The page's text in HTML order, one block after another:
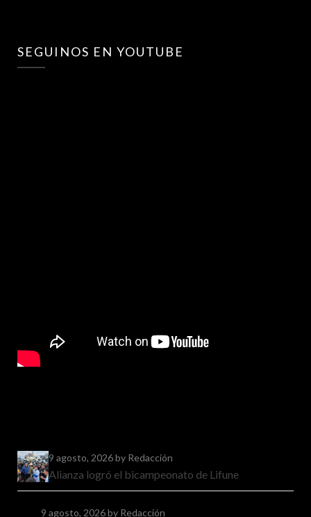
SEGUINOS EN YOUTUBE
9 agosto, 2026by Redacción
Alianza logró el bicampeonato de Lifune
9 agosto, 2026by Redacción